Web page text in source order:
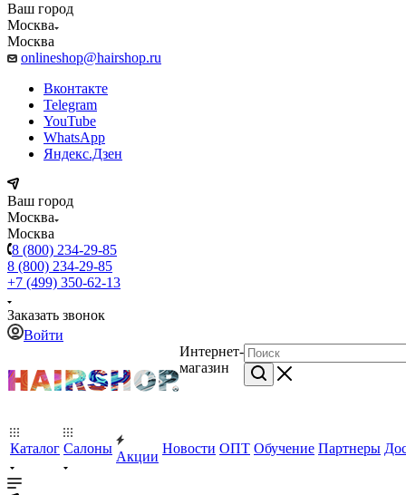
Ваш город
Москва
Москва
onlineshop@hairshop.ru
Вконтакте
Telegram
YouTube
WhatsApp
Яндекс.Дзен
Ваш город
Москва
Москва
8 (800) 234-29-85
8 (800) 234-29-85
+7 (499) 350-62-13
Заказать звонок
Войти
Интернет-
магазин
Каталог Салоны
Акции
Новости ОПТ Обучение Партнеры